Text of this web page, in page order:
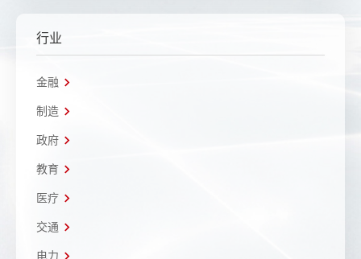
行业
金融
制造
政府
教育
医疗
交通
电力